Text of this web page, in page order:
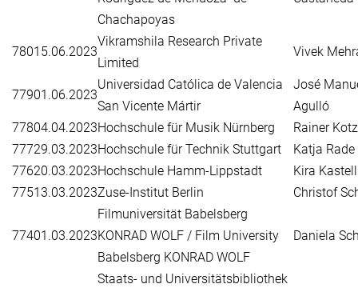
Chachapoyas
78015.06.2023
Vikramshila Research Private
Limited
Vivek
77901.06.2023
Universidad Católica de Valencia
San Vicente Mártir
José
Agulló
77804.04.2023Hochschule für Musik Nürnberg
Rainer
77729.03.2023Hochschule für Technik Stuttgart
Katja Rade
77620.03.2023Hochschule Hamm-Lippstadt
Kira Kastell
77513.03.2023Zuse-Institut Berlin Christof
77401.03.2023
Filmuniversität Babelsberg
KONRAD WOLF / Film University
Babelsberg KONRAD WOLF
Daniela
Staats- und Universitätsbibliothek